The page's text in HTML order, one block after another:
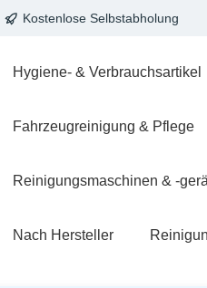
springen
Kostenlose Selbstabholung
Hygiene- & Verbrauchsartikel
Fahrzeugreinigung & Pflege
Reinigungsmaschinen & -
Nach Hersteller